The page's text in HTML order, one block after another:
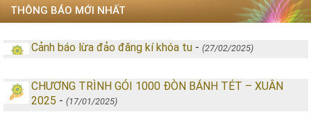
THÔNG BÁO MỚI NHẤT
Cảnh báo lừa đảo đăng kí khóa tu - (27/02/2025)
CHƯƠNG TRÌNH GÓI 1000 ĐÒN BÁNH TÉT – XUÂN
2025 - (17/01/2025)